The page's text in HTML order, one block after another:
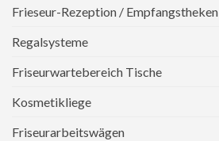
Frieseur-Rezeption / Empfangstheken
Regalsysteme
Friseurwartebereich Tische
Kosmetikliege
Friseurarbeitswägen